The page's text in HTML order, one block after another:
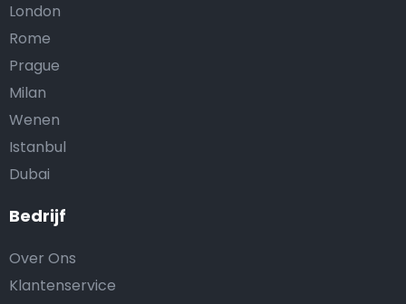
Bedrijf
Over Ons
Klantenservice
London
Rome
Prague
Milan
Wenen
Istanbul
Dubai